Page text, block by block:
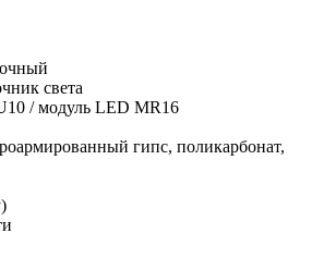
света
/ модуль LED MR16
гипс, поликарбонат,